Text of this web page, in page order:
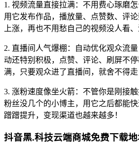
1. 视频流量直接拉满：不用费心琢磨怎
用它发布作品，播放量、点赞数、评
上涨，再也不用愁自己的视频没人看、
2. 直播间人气爆棚：自动优化观众流
动还特别积极，点赞、评论、刷屏不
满，只要观众进了直播间，就舍不得走
3. 涨粉速度像坐火箭：不管你是刚接
粉丝没几个的小博主，用它之后都能
蹭蹭提升，变现渠道也越来越多！
抖音黑.科技云端商城免费下载地